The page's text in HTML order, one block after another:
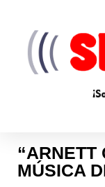
“ARNETT
MÚSICA